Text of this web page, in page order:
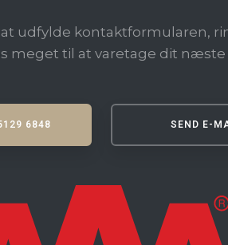
udfylde kontaktformularen,
meget til at varetage dit næste
6848 SEND E-